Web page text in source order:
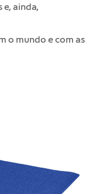
ainda,
o mundo e com as